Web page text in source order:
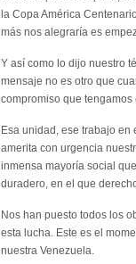
la Copa América
más nos alegraría es
Y así como lo dijo nuestro
mensaje no es otro que
compromiso que
Esa unidad, ese trabajo
amerita con urgencia
inmensa mayoría social
duradero, en el que
Nos han puesto todos los
esta lucha. Este es el
nuestra Venezuela.